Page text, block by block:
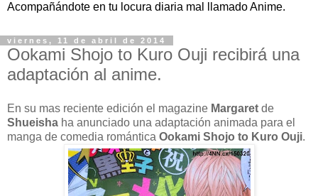
Acompañándote en tu locura diaria mal llamado Anime.
viernes, 11 de abril de 2014
Ookami Shojo to Kuro Ouji recibirá una
adaptación al anime.
En su mas reciente edición el magazine Margaret de
Shueisha ha anunciado una adaptación animada para el
manga de comedia romántica Ookami Shojo to Kuro Ouji.